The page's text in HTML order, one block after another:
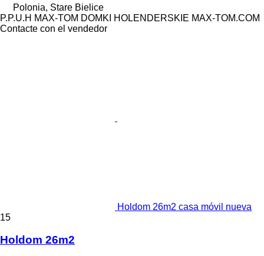
Polonia, Stare Bielice
P.P.U.H MAX-TOM DOMKI HOLENDERSKIE MAX-TOM.COM
Contacte con el vendedor
Holdom 26m2 casa móvil nueva
15
Holdom 26m2